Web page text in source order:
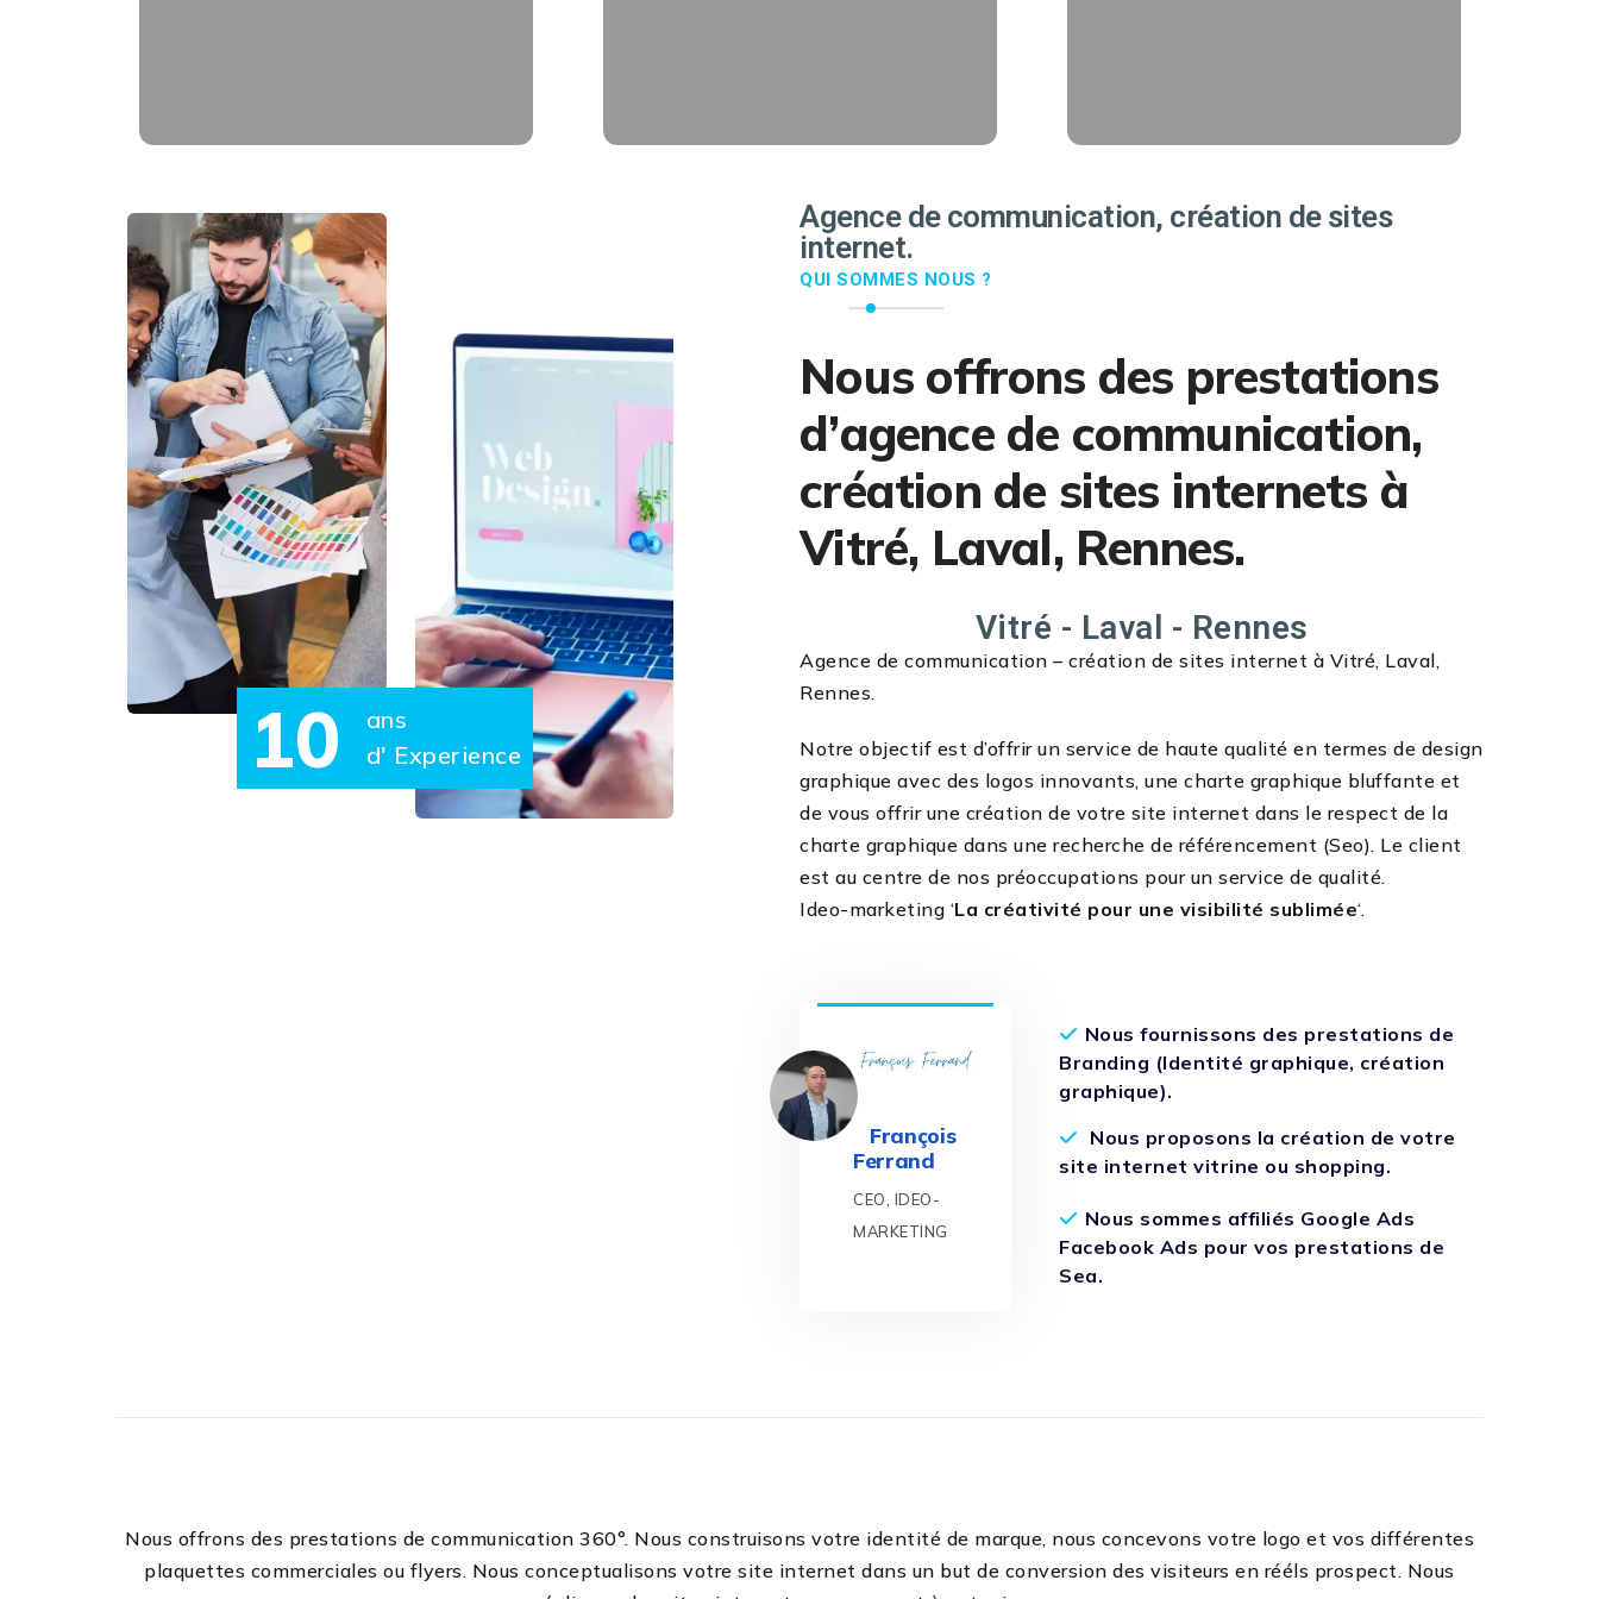
10
ans
d' Experience
Agence de communication, création de sites
internet.
QUI SOMMES NOUS ?
Nous offrons des prestations
d’agence de communication,
création de sites internets à
Vitré, Laval, Rennes.
Vitré - Laval - Rennes
Agence de communication – création de sites internet à Vitré, Laval,
Rennes.
Notre objectif est d’offrir un service de haute qualité en termes de design
graphique avec des logos innovants, une charte graphique bluffante et
de vous offrir une création de votre site internet dans le respect de la
charte graphique dans une recherche de référencement (Seo). Le client
est au centre de nos préoccupations pour un service de qualité.
Ideo-marketing ‘La créativité pour une visibilité sublimée‘.
François
Ferrand
CEO, IDEO-
MARKETING
Nous fournissons des prestations de
Branding (Identité graphique, création
graphique).
Nous proposons la création de votre
site internet vitrine ou shopping.
Nous sommes affiliés Google Ads
Facebook Ads pour vos prestations de
Sea.
Nous offrons des prestations de communication 360°. Nous construisons votre identité de marque, nous concevons votre logo et vos différentes
plaquettes commerciales ou flyers. Nous conceptualisons votre site internet dans un but de conversion des visiteurs en rééls prospect. Nous